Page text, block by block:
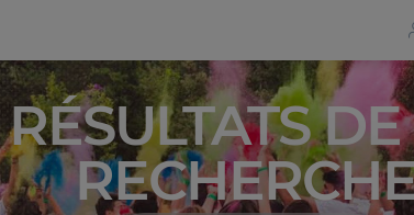
RÉSULTATS